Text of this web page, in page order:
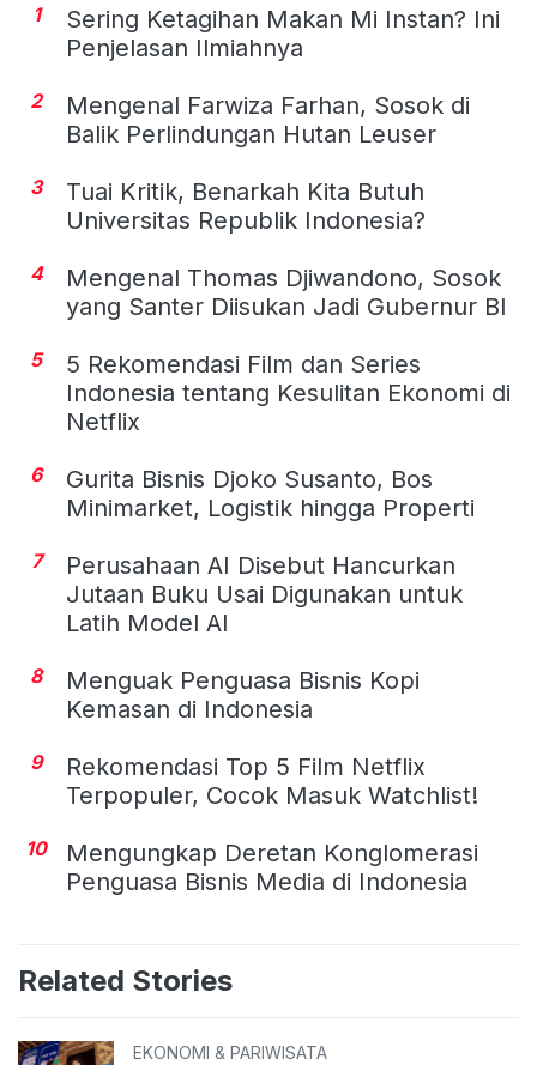
1
Sering Ketagihan Makan Mi Instan? Ini
Penjelasan Ilmiahnya
2
Mengenal Farwiza Farhan, Sosok di
Balik Perlindungan Hutan Leuser
3
Tuai Kritik, Benarkah Kita Butuh
Universitas Republik Indonesia?
4
Mengenal Thomas Djiwandono, Sosok
yang Santer Diisukan Jadi Gubernur BI
5
5 Rekomendasi Film dan Series
Indonesia tentang Kesulitan Ekonomi di
Netflix
6
Gurita Bisnis Djoko Susanto, Bos
Minimarket, Logistik hingga Properti
7
Perusahaan AI Disebut Hancurkan
Jutaan Buku Usai Digunakan untuk
Latih Model AI
8
Menguak Penguasa Bisnis Kopi
Kemasan di Indonesia
9
Rekomendasi Top 5 Film Netflix
Terpopuler, Cocok Masuk Watchlist!
10
Mengungkap Deretan Konglomerasi
Penguasa Bisnis Media di Indonesia
Related Stories
EKONOMI & PARIWISATA